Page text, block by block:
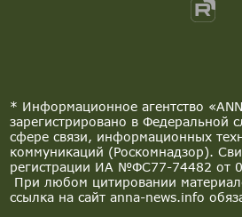
* Информационное агентство
зарегистрировано в Федеральной
сфере связи, информационных
коммуникаций (Роскомнадзор).
регистрации ИА №ФС77-74482 от
При любом цитировании
ссылка на сайт anna-news.info